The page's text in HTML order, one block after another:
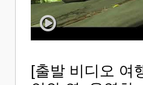
[출발 비디오 여